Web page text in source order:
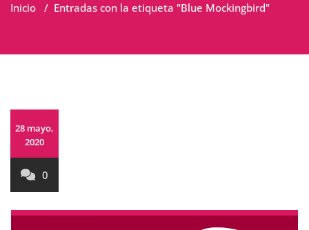
Inicio / Entradas con la etiqueta "Blue Mockingbird"
28 mayo,
2020
0